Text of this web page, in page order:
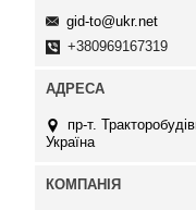
gid-to@ukr.net
+380969167319
пр-т.
Україна